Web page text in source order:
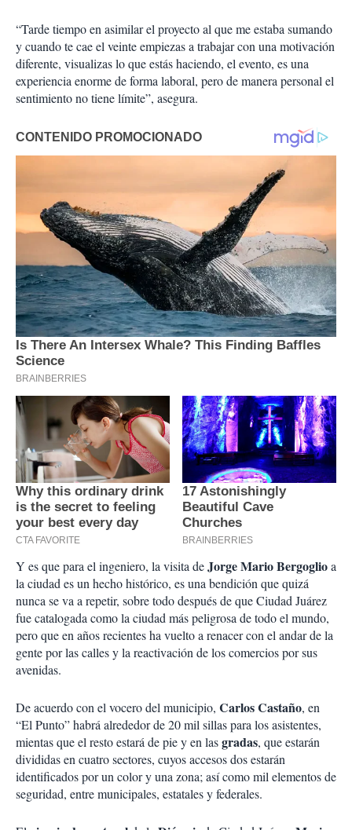
“Tarde tiempo en asimilar el proyecto al que me estaba sumando
y cuando te cae el veinte empiezas a trabajar con una motivación
diferente, visualizas lo que estás haciendo, el evento, es una
experiencia enorme de forma laboral, pero de manera personal el
sentimiento no tiene límite”, asegura.
Y es que para el ingeniero, la visita deJorge Mario Bergoglioa
la ciudad es un hecho histórico, es una bendición que quizá
nunca se va a repetir, sobre todo después de que Ciudad Juárez
fue catalogada como la ciudad más peligrosa de todo el mundo,
pero que en años recientes ha vuelto a renacer con el andar de la
gente por las calles y la reactivación de los comercios por sus
avenidas.
De acuerdo con el vocero del municipio, Carlos Castaño, en
“El Punto” habrá alrededor de 20 mil sillas para los asistentes,
mientas que el resto estará de pie y en lasgradas, que estarán
divididas en cuatro sectores, cuyos accesos dos estarán
identificados por un color y una zona; así como mil elementos de
seguridad, entre municipales, estatales y federales.